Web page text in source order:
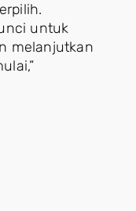
untuk
melanjutkan